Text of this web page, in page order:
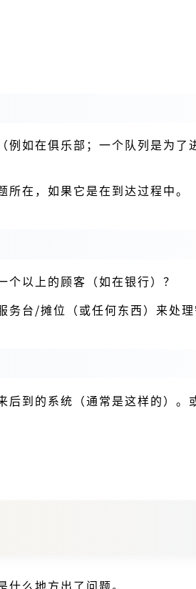
如在俱乐部；一个队列是为了
在，如果它是在到达过程中。
以上的顾客（如在银行）？
台/摊位（或任何东西）来处理
到的系统（通常是这样的）。
么地方出了问题。